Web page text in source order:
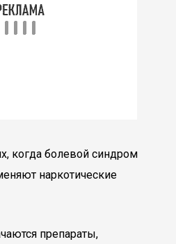
когда болевой синдром
наркотические
препараты,